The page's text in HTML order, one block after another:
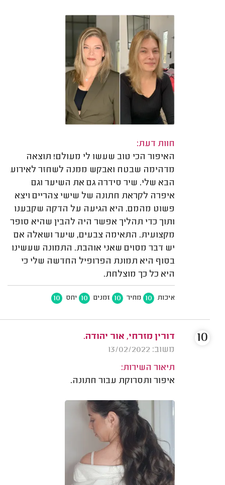
חוות דעת:
האיפור הכי טוב שעשו לי מעולם! תוצאה
מדהימה שבטח ואבקש ממנה לשחזר לאירוע
הבא שלי. שיר סידרה גם את השיער וגם
איפרה לקראת חתונה של שישי צהריים ויצא
פשוט מהמם. היא הגיעה על הדקה שקבענו
ותוך כדי תהליך אפשר היה להבין שהיא סופר
מקצועית. התאימה צבעים, שיער ושאלה אם
יש דבר מסוים שאני אוהבת. התמונה שעשינו
בסוף היא תמונת הפרופיל החדשה שלי כי
היא כל כך מוצלחת.
איכות 10 מחיר 10 זמנים 10 יחס 10
דורין מזרחי, אור יהודה.
משוב: 13/02/2022
תיאור השירות:
איפור ותסרוקת עבור חתונה.
10